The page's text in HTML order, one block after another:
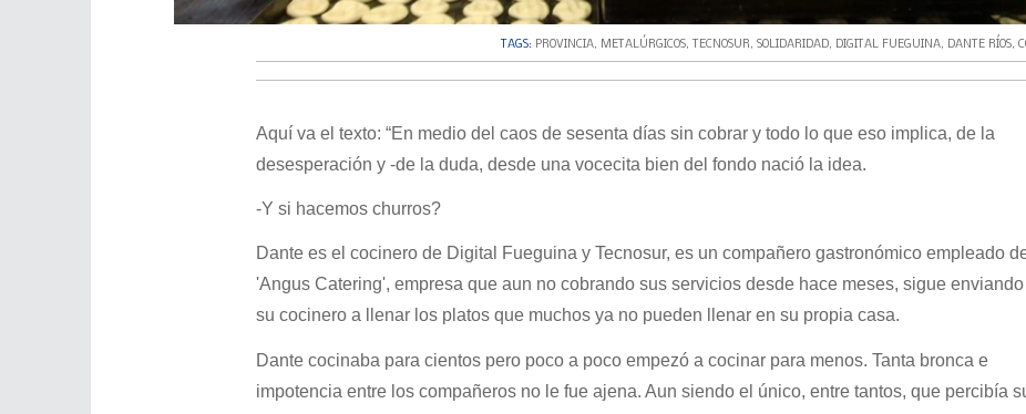
TAGS: PROVINCIA, METALÚRGICOS, TECNOSUR, SOLIDARIDAD, DIGITAL FUEGUINA, DANTE RÍOS,
Aquí va el texto: “En medio del caos de sesenta días sin cobrar y todo lo que eso implica, de la
desesperación y -de la duda, desde una vocecita bien del fondo nació la idea.
-Y si hacemos churros?
Dante es el cocinero de Digital Fueguina y Tecnosur, es un compañero gastronómico empleado
'Angus Catering', empresa que aun no cobrando sus servicios desde hace meses, sigue
su cocinero a llenar los platos que muchos ya no pueden llenar en su propia casa.
Dante cocinaba para cientos pero poco a poco empezó a cocinar para menos. Tanta bronca e
impotencia entre los compañeros no le fue ajena. Aun siendo el único, entre tantos, que percibía